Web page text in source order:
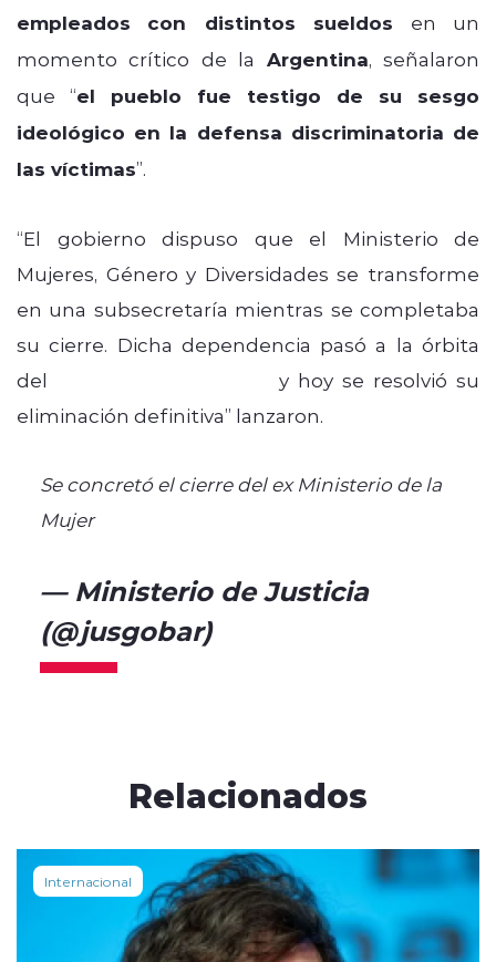
empleados
con distintos sueldos en un
momento crítico de la Argentina, señalaron
que “el pueblo fue testigo de su sesgo
ideológico en la defensa discriminatoria de
las víctimas”.
“El gobierno dispuso que el Ministerio de
Mujeres, Género y Diversidades se transforme
en una subsecretaría mientras se completaba
su cierre. Dicha dependencia pasó a la órbita
del
y hoy se resolvió su
eliminación definitiva” lanzaron.
Se concretó el cierre del ex Ministerio de la
Mujer
— Ministerio de Justicia
(@jusgobar)
Relacionados
Internacional